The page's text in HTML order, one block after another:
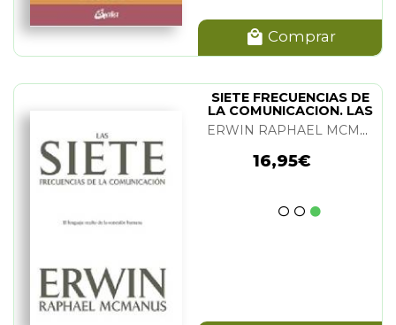
Comprar
SIETE FRECUENCIAS DE
LA COMUNICACION. LAS
ERWIN RAPHAEL MCMANUS
16,95€